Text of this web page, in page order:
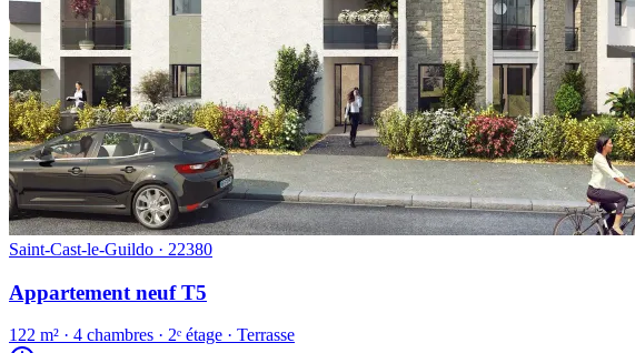
Saint-Cast-le-Guildo · 22380
Appartement neuf T5
122 m² · 4 chambres · 2ᵉ étage · Terrasse